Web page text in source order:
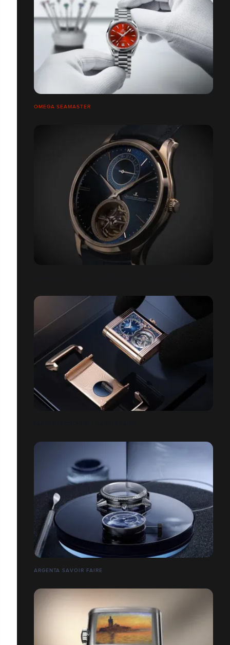
OMEGA SEAMASTER
ARGENTA SAVOIR FAIRE